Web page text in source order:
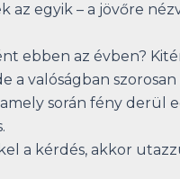
az egyik – a jövőre
ebben az évben?
a valóságban
során fény derül
a kérdés, akkor